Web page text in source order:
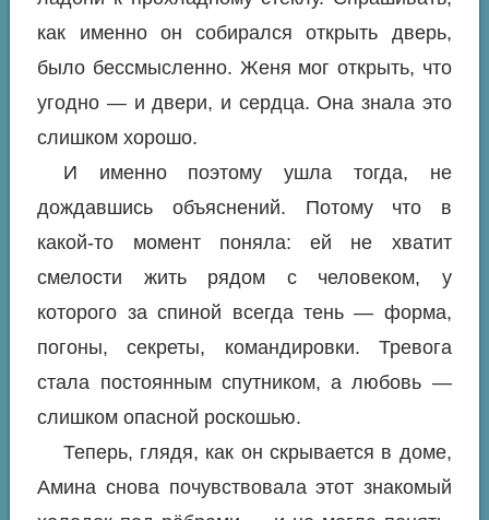
как именно он собирался открыть дверь,
было бессмысленно. Женя мог открыть, что
угодно — и двери, и сердца. Она знала это
слишком хорошо.
И именно поэтому ушла тогда, не
дождавшись объяснений. Потому что в
какой-то момент поняла: ей не хватит
смелости жить рядом с человеком, у
которого за спиной всегда тень — форма,
погоны, секреты, командировки. Тревога
стала постоянным спутником, а любовь —
слишком опасной роскошью.
Теперь, глядя, как он скрывается в доме,
Амина снова почувствовала этот знакомый